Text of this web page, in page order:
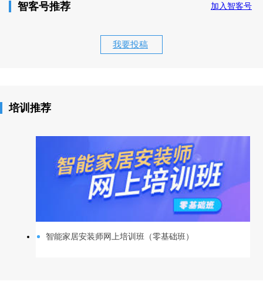
智客号推荐 加入智客号
我要投稿
培训推荐
智能家居安装师网上培训班（零基础班）